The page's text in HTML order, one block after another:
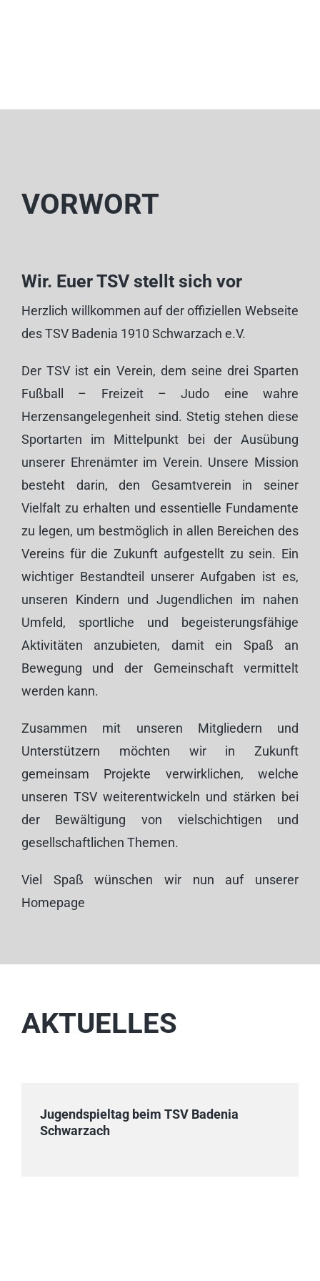
VORWORT
Wir. Euer TSV stellt sich vor
Herzlich willkommen auf der offiziellen Webseite
des TSV Badenia 1910 Schwarzach e.V.
Der TSV ist ein Verein, dem seine drei Sparten
Fußball – Freizeit – Judo eine wahre
Herzensangelegenheit sind. Stetig stehen diese
Sportarten im Mittelpunkt bei der Ausübung
unserer Ehrenämter im Verein. Unsere Mission
besteht darin, den Gesamtverein in seiner
Vielfalt zu erhalten und essentielle Fundamente
zu legen, um bestmöglich in allen Bereichen des
Vereins für die Zukunft aufgestellt zu sein. Ein
wichtiger Bestandteil unserer Aufgaben ist es,
unseren Kindern und Jugendlichen im nahen
Umfeld, sportliche und begeisterungsfähige
Aktivitäten anzubieten, damit ein Spaß an
Bewegung und der Gemeinschaft vermittelt
werden kann.
Zusammen mit unseren Mitgliedern und
Unterstützern möchten wir in Zukunft
gemeinsam Projekte verwirklichen, welche
unseren TSV weiterentwickeln und stärken bei
der Bewältigung von vielschichtigen und
gesellschaftlichen Themen.
Viel Spaß wünschen wir nun auf unserer
Homepage
AKTUELLES
Jugendspieltag beim TSV Badenia
Schwarzach